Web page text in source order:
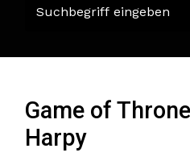
Game of
Harpy